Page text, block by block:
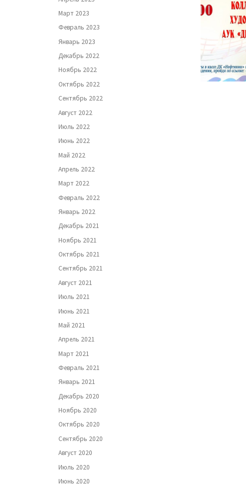
Март 2023
Февраль 2023
Январь 2023
Декабрь 2022
Ноябрь 2022
Октябрь 2022
Сентябрь 2022
Август 2022
Июль 2022
Июнь 2022
Май 2022
Апрель 2022
Март 2022
Февраль 2022
Январь 2022
Декабрь 2021
Ноябрь 2021
Октябрь 2021
Сентябрь 2021
Август 2021
Июль 2021
Июнь 2021
Май 2021
Апрель 2021
Март 2021
Февраль 2021
Январь 2021
Декабрь 2020
Ноябрь 2020
Октябрь 2020
Сентябрь 2020
Август 2020
Июль 2020
Июнь 2020